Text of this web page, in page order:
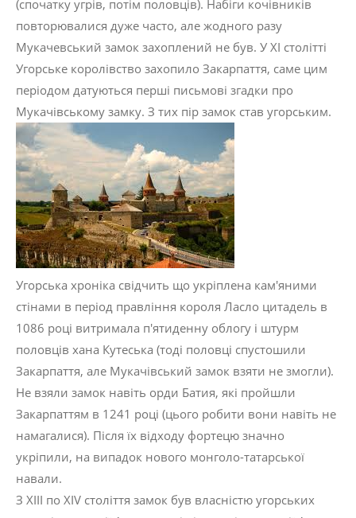
(спочатку угрів, потім половців). Набіги кочівників
повторювалися дуже часто, але жодного разу
Мукачевський замок захоплений не був. У ХІ столітті
Угорське королівство захопило Закарпаття, саме цим
періодом датуються перші письмові згадки про
Мукачівському замку. З тих пір замок став угорським.
Угорська хроніка свідчить що укріплена кам'яними
стінами в період правління короля Ласло цитадель в
1086 році витримала п'ятиденну облогу і штурм
половців хана Кутеська (тоді половці спустошили
Закарпаття, але Мукачівський замок взяти не змогли).
Не взяли замок навіть орди Батия, які пройшли
Закарпаттям в 1241 році (цього робити вони навіть не
намагалися). Після їх відходу фортецю значно
укріпили, на випадок нового монголо-татарської
навали.
З ХІІІ по ХІV століття замок був власністю угорських